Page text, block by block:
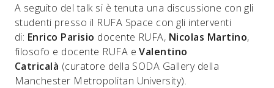
A seguito del talk si è tenuta una discussione con gli
studenti presso il RUFA Space con gli interventi
di: Enrico Parisio docente RUFA, Nicolas Martino,
filosofo e docente RUFA eValentino
Catricalà (curatore della SODA Gallery della
Manchester Metropolitan University).